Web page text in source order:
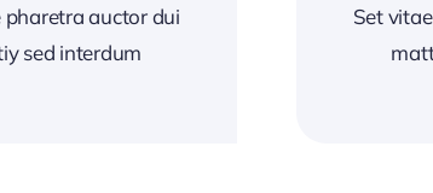
pharetra auctor dui
sed interdum
Set